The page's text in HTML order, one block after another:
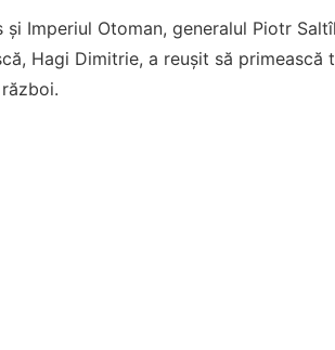
Imperiul Otoman, generalul Piotr
Hagi Dimitrie, a reușit să